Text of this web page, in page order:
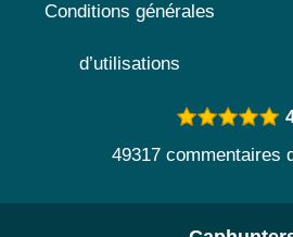
Conditions générales
d’utilisations
49317 commentaires